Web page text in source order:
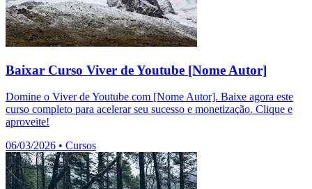
Baixar Curso Viver de Youtube [Nome Autor]
Domine o Viver de Youtube com [Nome Autor]. Baixe agora este
curso completo para acelerar seu sucesso e monetização. Clique e
aproveite!
06/03/2026 • Cursos